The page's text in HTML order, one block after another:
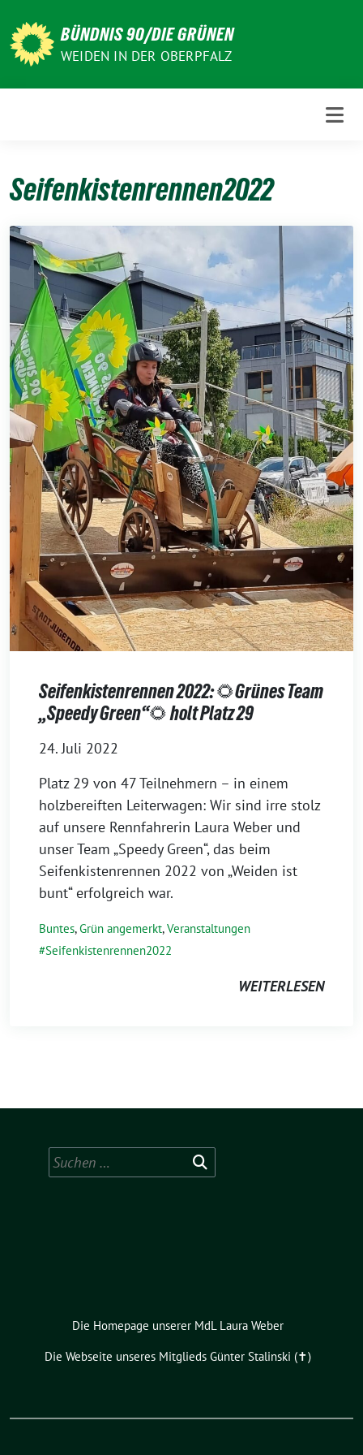
zum
Inhalt
BÜNDNIS 90/DIE GRÜNEN
WEIDEN IN DER OBERPFALZ
Seifenkistenrennen2022
Seifenkistenrennen 2022: 🌻Grünes Team
„Speedy Green“🌻 holt Platz 29
24. Juli 2022
Platz 29 von 47 Teilnehmern – in einem
holzbereiften Leiterwagen: Wir sind irre stolz
auf unsere Rennfahrerin Laura Weber und
unser Team „Speedy Green“, das beim
Seifenkistenrennen 2022 von „Weiden ist
bunt“ erfolgreich war.
Buntes,Grün angemerkt,Veranstaltungen
Seifenkistenrennen2022
WEITERLESEN
Suchen
nach:
Die Homepage unserer MdL Laura Weber
Die Webseite unseres Mitglieds Günter Stalinski (✝︎)